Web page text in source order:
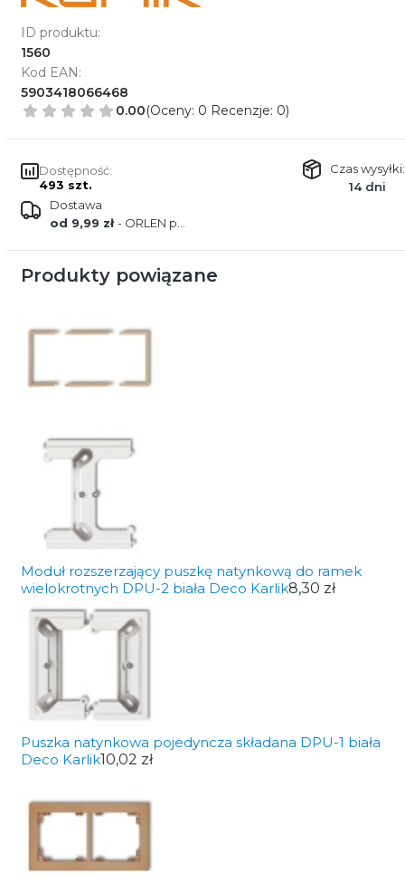
ID produktu:
1560
Kod EAN:
5903418066468
0.00(Oceny: 0 Recenzje: 0)
Dostępność:
493 szt.
Czas wysyłki:
14 dni
Dostawa
od 9,99 zł- ORLEN paczka
Produkty powiązane
Moduł rozszerzający puszkę natynkową do ramek
wielokrotnych DPU-2 biała Deco Karlik8,30 zł
Puszka natynkowa pojedyncza składana DPU-1 biała
Deco Karlik10,02 zł